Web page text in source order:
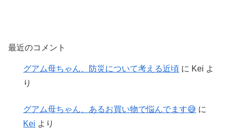
最近のコメント
グアム母ちゃん、防災について考える近頃 に Kei よ
り
グアム母ちゃん、あるお買い物で悩んでます😅 に
Kei より